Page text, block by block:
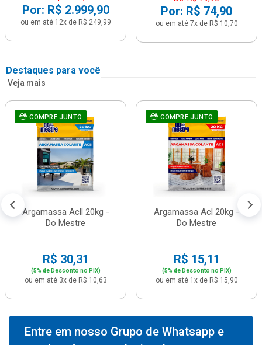
Por: R$ 2.999,90
ou em até 12x de R$ 249,99
Por: R$ 74,90
ou em até 7x de R$ 10,70
Destaques para você
Veja mais
COMPRE JUNTO
Argamassa Acll 20kg -
Do Mestre
R$ 30,31
(5% de Desconto no PIX)
ou em até 3x de R$ 10,63
COMPRE JUNTO
Argamassa Acl 20kg -
Do Mestre
R$ 15,11
(5% de Desconto no PIX)
ou em até 1x de R$ 15,90
Entre em nosso Grupo de Whatsapp e